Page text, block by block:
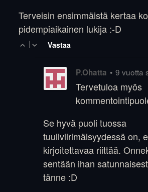
Terveisin ensimmäistä kertaa
pidempiaikainen lukija :-D
| Vastaa
P.Ohatta • 9 vuotta
Tervetuloa myös
Se hyvä puoli tuossa
tuuliviirimäisyydessä on,
kirjoitettavaa riittää.
sentään ihan
tänne :D